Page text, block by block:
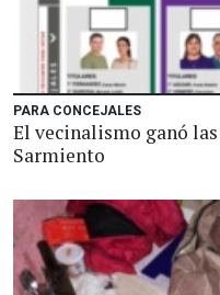
PARA CONCEJALES
El vecinalismo ganó
Sarmiento